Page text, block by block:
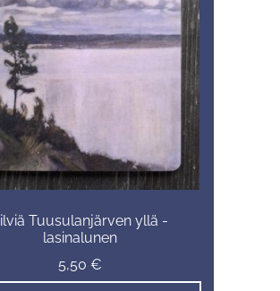
Tuusulanjärven yllä -
lasinalunen
5,50 €